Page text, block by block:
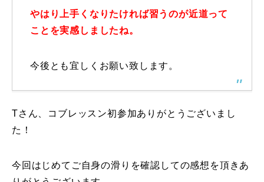
最新レッスン動画
Movie
無料プレゼント動画
プレゼント付メルマガ
やはり上手くなりたければ習うのが近道って
ことを実感しましたね。
今後とも宜しくお願い致します。
Tさん、コブレッスン初参加ありがとうございまし
た！
今回はじめてご自身の滑りを確認しての感想を頂きあ